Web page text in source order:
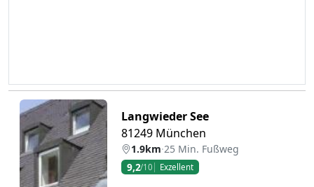
Langwieder See
81249 München
1.9km·25 Min. Fußweg
9,2/10 Exzellent